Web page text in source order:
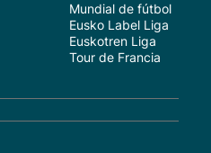
Mundial de fútbol
Eusko Label Liga
Euskotren Liga
Tour de Francia